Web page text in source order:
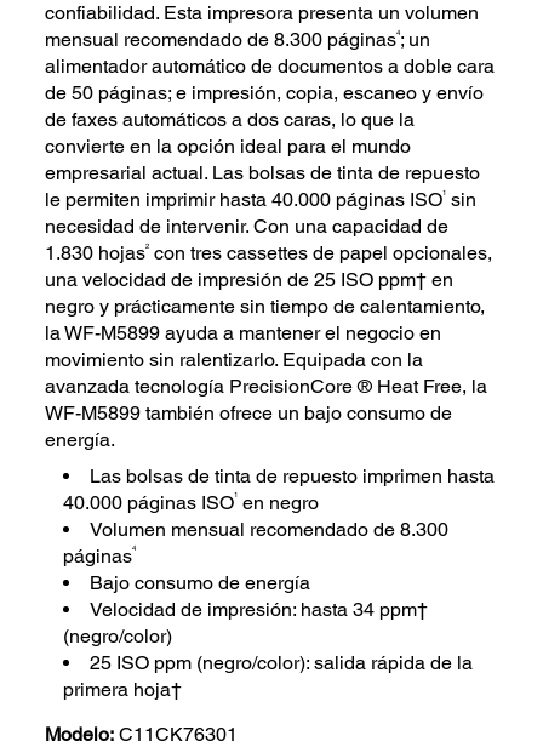
confiabilidad. Esta impresora presenta un volumen
mensual recomendado de 8.300 páginas4; un
alimentador automático de documentos a doble cara
de 50 páginas; e impresión, copia, escaneo y envío
de faxes automáticos a dos caras, lo que la
convierte en la opción ideal para el mundo
empresarial actual. Las bolsas de tinta de repuesto
le permiten imprimir hasta 40.000 páginas ISO1 sin
necesidad de intervenir. Con una capacidad de
1.830 hojas2 con tres cassettes de papel opcionales,
una velocidad de impresión de 25 ISO ppm† en
negro y prácticamente sin tiempo de calentamiento,
la WF-M5899 ayuda a mantener el negocio en
movimiento sin ralentizarlo. Equipada con la
avanzada tecnología PrecisionCore ® Heat Free, la
WF-M5899 también ofrece un bajo consumo de
energía.
Las bolsas de tinta de repuesto imprimen hasta
40.000 páginas ISO1 en negro
Volumen mensual recomendado de 8.300
páginas4
Bajo consumo de energía
Velocidad de impresión: hasta 34 ppm†
(negro/color)
25 ISO ppm (negro/color): salida rápida de la
primera hoja†
Modelo: C11CK76301